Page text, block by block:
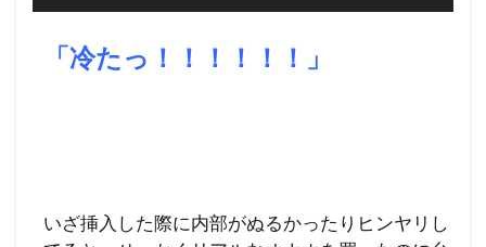
「冷たっ！！！！！！」
いざ挿入した際に内部がぬるかったりヒンヤリし